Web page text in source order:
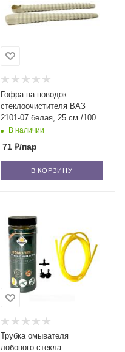
Гофра на поводок
стеклоочистителя ВАЗ
2101-07 белая, 25 см /100
В наличии
71₽/пар
В КОРЗИНУ
Трубка омывателя
лобового стекла